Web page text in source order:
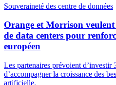
Souveraineté des centre de données
Orange et Morrison
de data centers pour
européen
Les partenaires prévoient d’investir
d’accompagner la croissance des
artificielle.